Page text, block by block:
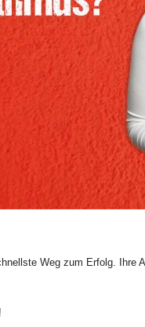
Weg zum Erfolg. Ihre
!